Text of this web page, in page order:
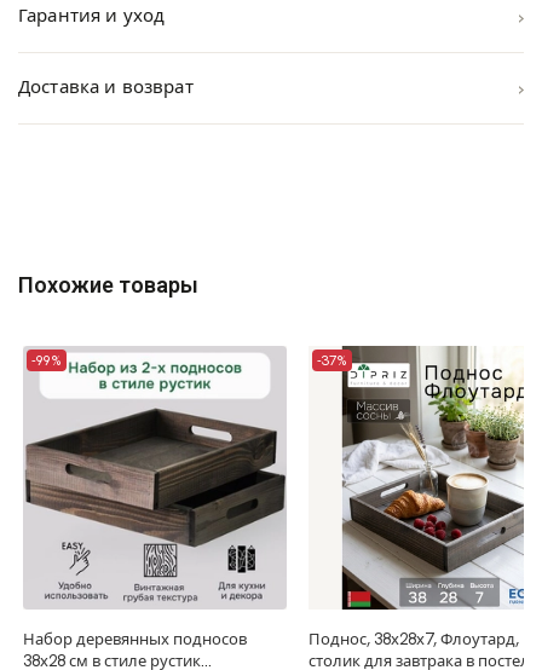
Гарантия и уход ›
Доставка и возврат ›
Похожие товары
-99%
Набор деревянных подносов
38х28 см в стиле рустик
-37%
Поднос, 38х28х7, Флоутард,
столик для завтрака в постель,